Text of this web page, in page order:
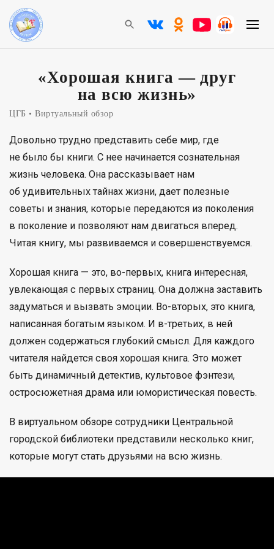
«Хорошая книга — друг
на всю жизнь»
ЦГБ Виртуальный обзор
Довольно трудно представить себе мир, где
не было бы книги. С нее начинается сознательная
жизнь человека. Она рассказывает нам
об удивительных тайнах жизни, дает полезные
советы и знания, которые передаются из поколения
в поколение и позволяют нам двигаться вперед.
Читая книгу, мы развиваемся и совершенствуемся.
Хорошая книга — это, во-первых, книга интересная,
увлекающая с первых страниц. Она должна заставить
задуматься и вызвать эмоции. Во-вторых, это книга,
написанная богатым языком. И в-третьих, в ней
должен содержаться глубокий смысл. Для каждого
читателя найдется своя хорошая книга. Это может
быть динамичный детектив, культовое фэнтези,
остросюжетная драма или юмористическая повесть.
В виртуальном обзоре сотрудники Центральной
городской библиотеки представили несколько книг,
которые могут стать друзьями на всю жизнь.